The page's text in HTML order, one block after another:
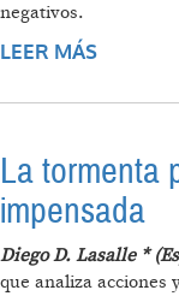
negativos.
LEER MÁS
La tormenta
impensada
Diego D. Lasalle *
que analiza acciones